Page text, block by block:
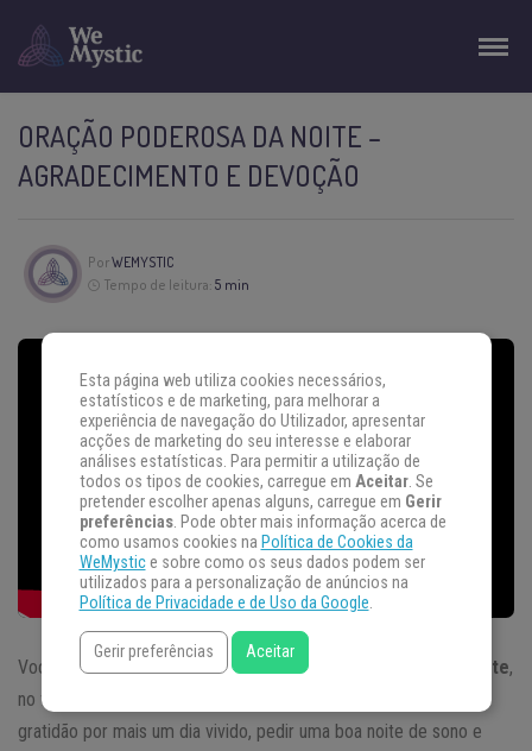
ORAÇÃO PODEROSA DA NOITE –
AGRADECIMENTO E DEVOÇÃO
PorWEMYSTIC
Tempo de leitura: 5 min
Você tem rezado antes de ir dormir? Fazer uma da noite,
no fim do dia é uma forma de conectar-se a Deus, demonstrar
gratidão por mais um dia vivido, pedir uma boa noite de sono e
Esta página web utiliza cookies necessários,
estatísticos e de marketing, para melhorar a
experiência de navegação do Utilizador, apresentar
acções de marketing do seu interesse e elaborar
análises estatísticas. Para permitir a utilização de
todos os tipos de cookies, carregue em Aceitar. Se
pretender escolher apenas alguns, carregue em Gerir
preferências. Pode obter mais informação acerca de
como usamos cookies na Política de Cookies da
WeMystice sobre como os seus dados podem ser
utilizados para a personalização de anúncios na
Política de Privacidade e de Uso da Google.
Gerir preferências Aceitar